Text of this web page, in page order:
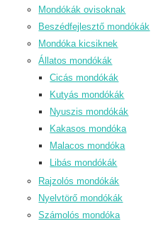
Mondókák ovisoknak
Beszédfejlesztő mondókák
Mondóka kicsiknek
Állatos mondókák
Cicás mondókák
Kutyás mondókák
Nyuszis mondókák
Kakasos mondóka
Malacos mondóka
Libás mondókák
Rajzolós mondókák
Nyelvtörő mondókák
Számolós mondóka